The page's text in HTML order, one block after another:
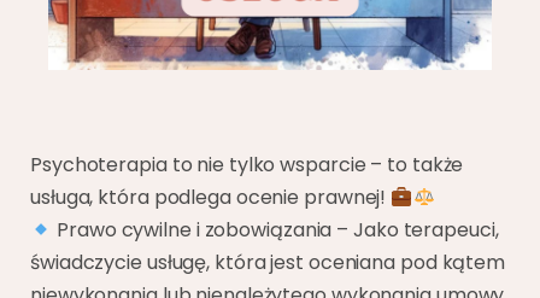
Psychoterapia to nie tylko wsparcie – to także
usługa, która podlega ocenie prawnej!
Prawo cywilne i zobowiązania – Jako terapeuci,
świadczycie usługę, która jest oceniana pod kątem